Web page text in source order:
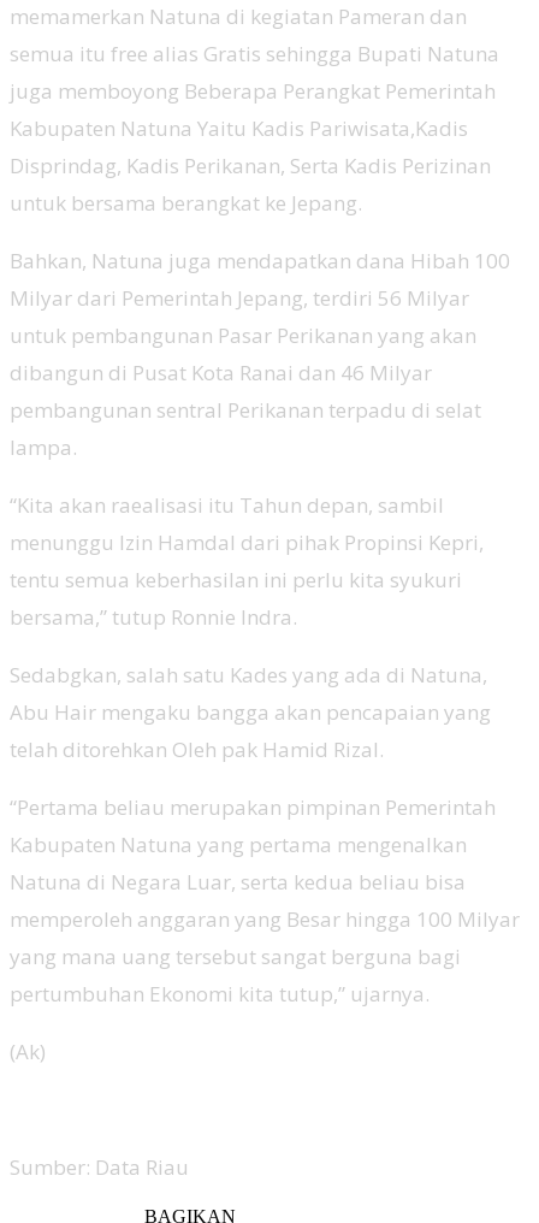
memamerkan Natuna di kegiatan Pameran dan
semua itu free alias Gratis sehingga Bupati Natuna
juga memboyong Beberapa Perangkat Pemerintah
Kabupaten Natuna Yaitu Kadis Pariwisata,Kadis
Disprindag, Kadis Perikanan, Serta Kadis Perizinan
untuk bersama berangkat ke Jepang.
Bahkan, Natuna juga mendapatkan dana Hibah 100
Milyar dari Pemerintah Jepang, terdiri 56 Milyar
untuk pembangunan Pasar Perikanan yang akan
dibangun di Pusat Kota Ranai dan 46 Milyar
pembangunan sentral Perikanan terpadu di selat
lampa.
“Kita akan raealisasi itu Tahun depan, sambil
menunggu Izin Hamdal dari pihak Propinsi Kepri,
tentu semua keberhasilan ini perlu kita syukuri
bersama,” tutup Ronnie Indra.
Sedabgkan, salah satu Kades yang ada di Natuna,
Abu Hair mengaku bangga akan pencapaian yang
telah ditorehkan Oleh pak Hamid Rizal.
“Pertama beliau merupakan pimpinan Pemerintah
Kabupaten Natuna yang pertama mengenalkan
Natuna di Negara Luar, serta kedua beliau bisa
memperoleh anggaran yang Besar hingga 100 Milyar
yang mana uang tersebut sangat berguna bagi
pertumbuhan Ekonomi kita tutup,” ujarnya.
(Ak)
Sumber: Data Riau
BAGIKAN